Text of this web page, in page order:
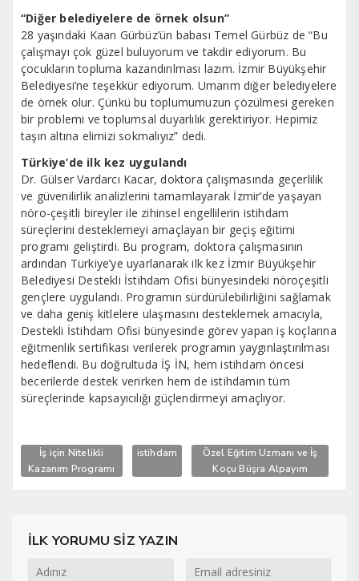
“Diğer belediyelere de örnek olsun”
28 yaşındaki Kaan Gürbüz’ün babası Temel Gürbüz de “Bu
çalışmayı çok güzel buluyorum ve takdir ediyorum. Bu
çocukların topluma kazandırılması lazım. İzmir Büyükşehir
Belediyesi’ne teşekkür ediyorum. Umarım diğer belediyelere
de örnek olur. Çünkü bu toplumumuzun çözülmesi gereken
bir problemi ve toplumsal duyarlılık gerektiriyor. Hepimiz
taşın altına elimizi sokmalıyız” dedi.
Türkiye’de ilk kez uygulandı
Dr. Gülser Vardarcı Kacar, doktora çalışmasında geçerlilik
ve güvenilirlik analizlerini tamamlayarak İzmir’de yaşayan
nöro-çeşitli bireyler ile zihinsel engellilerin istihdam
süreçlerini desteklemeyi amaçlayan bir geçiş eğitimi
programı geliştirdi. Bu program, doktora çalışmasının
ardından Türkiye’ye uyarlanarak ilk kez İzmir Büyükşehir
Belediyesi Destekli İstihdam Ofisi bünyesindeki nöroçeşitli
gençlere uygulandı. Programın sürdürülebilirliğini sağlamak
ve daha geniş kitlelere ulaşmasını desteklemek amacıyla,
Destekli İstihdam Ofisi bünyesinde görev yapan iş koçlarına
eğitmenlik sertifikası verilerek programın yaygınlaştırılması
hedeflendi. Bu doğrultuda İŞ İN, hem istihdam öncesi
becerilerde destek verirken hem de istihdamın tüm
süreçlerinde kapsayıcılığı güçlendirmeyi amaçlıyor.
İş için Nitelikli
Kazanım Programı
istihdam
Özel Eğitim Uzmanı ve İş
Koçu Büşra Alpayım
İLK YORUMU SİZ YAZIN